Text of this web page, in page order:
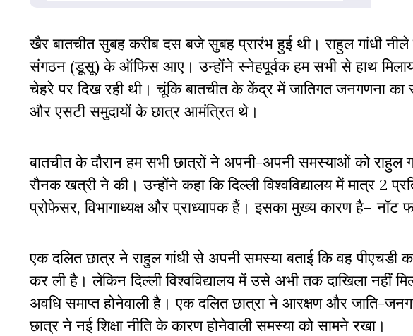
खैर बातचीत सुबह करीब दस बजे सुबह प्रारंभ हुई थी। राहुल गांधी नीले
संगठन (डूसू) के ऑफिस आए। उन्होंने स्नेहपूर्वक हम सभी से हाथ
चेहरे पर दिख रही थी। चूंकि बातचीत के केंद्र में जातिगत जनगणना
और एसटी समुदायों के छात्र आमंत्रित थे।
बातचीत के दौरान हम सभी छात्रों ने अपनी-अपनी समस्याओं को
रौनक खत्री ने की। उन्होंने कहा कि दिल्ली विश्वविद्यालय में मात्र 2
प्रोफेसर, विभागाध्यक्ष और प्राध्यापक हैं। इसका मुख्य कारण है–
एक दलित छात्र ने राहुल गांधी से अपनी समस्या बताई कि वह पीएचडी
कर ली है। लेकिन दिल्ली विश्वविद्यालय में उसे अभी तक दाखिला
अवधि समाप्त होनेवाली है। एक दलित छात्रा ने आरक्षण और जाति-
छात्र ने नई शिक्षा नीति के कारण होनेवाली समस्या को सामने रखा।